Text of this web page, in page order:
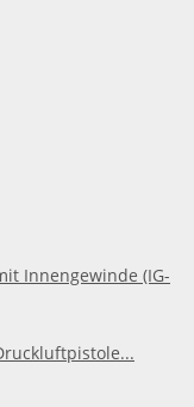
Innengewinde (IG-